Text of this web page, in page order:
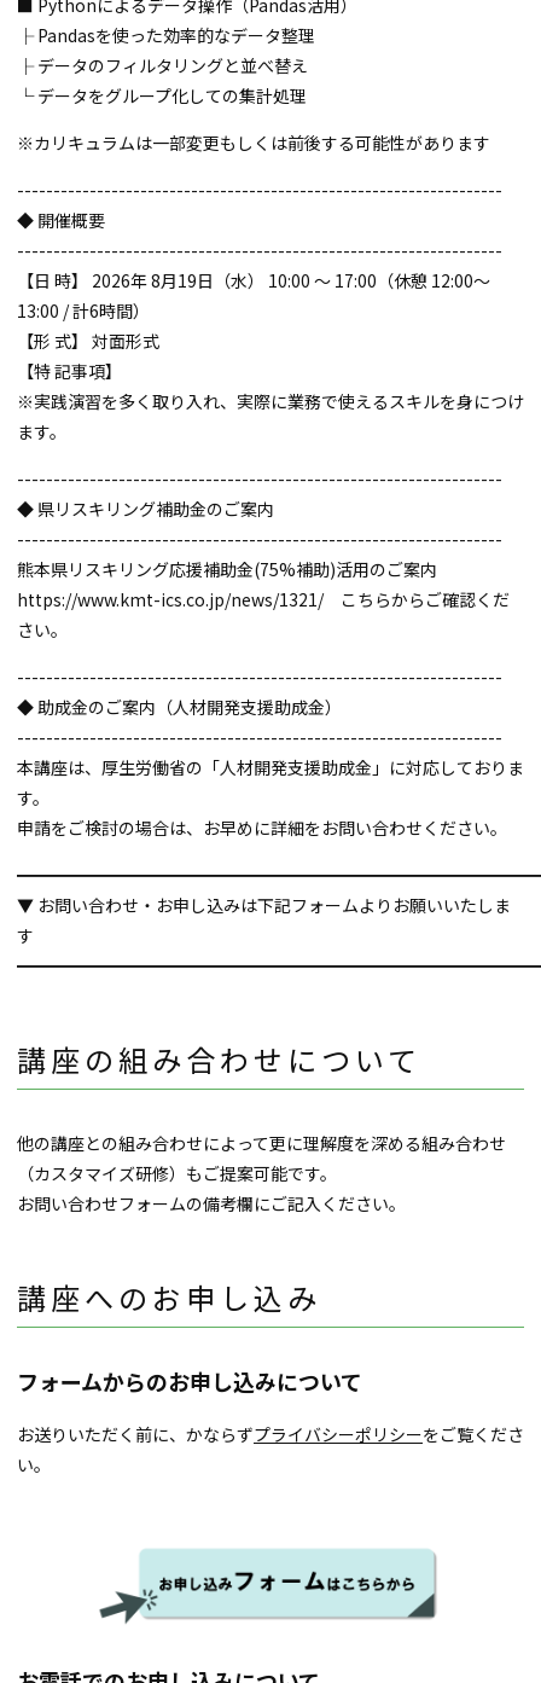
■ Pythonによるデータ操作（Pandas活用）
├ Pandasを使った効率的なデータ整理
├ データのフィルタリングと並べ替え
└ データをグループ化しての集計処理
※カリキュラムは一部変更もしくは前後する可能性があります
-------------------------------------------------------------------
◆ 開催概要
-------------------------------------------------------------------
【日 時】 2026年 8月19日（水） 10:00 〜 17:00（休憩 12:00〜
13:00 / 計6時間）
【形 式】 対面形式
【特 記事項】
※実践演習を多く取り入れ、実際に業務で使えるスキルを身につけ
ます。
-------------------------------------------------------------------
◆ 県リスキリング補助金のご案内
-------------------------------------------------------------------
熊本県リスキリング応援補助金(75%補助)活用のご案内
https://www.kmt-ics.co.jp/news/1321/ こちらからご確認くだ
さい。
-------------------------------------------------------------------
◆ 助成金のご案内（人材開発支援助成金）
-------------------------------------------------------------------
本講座は、厚生労働省の「人材開発支援助成金」に対応しておりま
す。
申請をご検討の場合は、お早めに詳細をお問い合わせください。
▼ お問い合わせ・お申し込みは下記フォームよりお願いいたしま
す
講座の組み合わせについて
他の講座との組み合わせによって更に理解度を深める組み合わせ
（カスタマイズ研修）もご提案可能です。
お問い合わせフォームの備考欄にご記入ください。
講座へのお申し込み
フォームからのお申し込みについて
お送りいただく前に、かならずプライバシーポリシーをご覧くださ
い。